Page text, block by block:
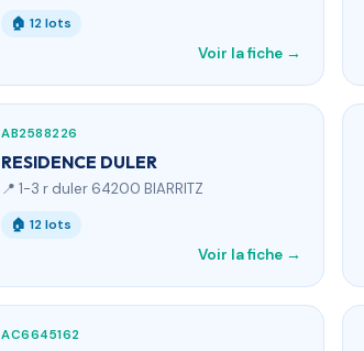
🏠 12 lots
Voir la fiche →
AB2588226
RESIDENCE DULER
📍 1-3 r duler 64200 BIARRITZ
🏠 12 lots
Voir la fiche →
AC6645162